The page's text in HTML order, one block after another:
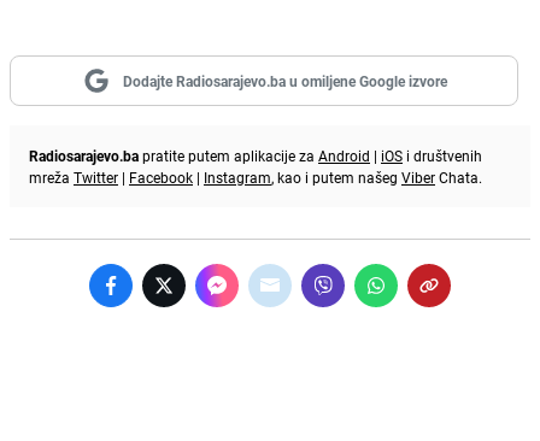
Dodajte Radiosarajevo.ba u omiljene Google izvore
Radiosarajevo.bapratite putem aplikacije za Android | iOS i društvenih
mreža Twitter | Facebook | Instagram, kao i putem našeg ViberChata.